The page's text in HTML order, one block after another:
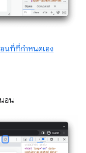
นที่ที่กำหนดเอง
อน